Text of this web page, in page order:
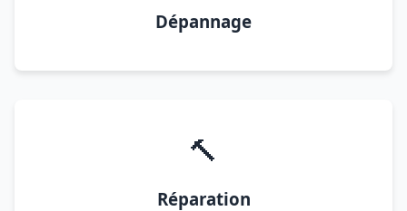
Dépannage
🔨
Réparation